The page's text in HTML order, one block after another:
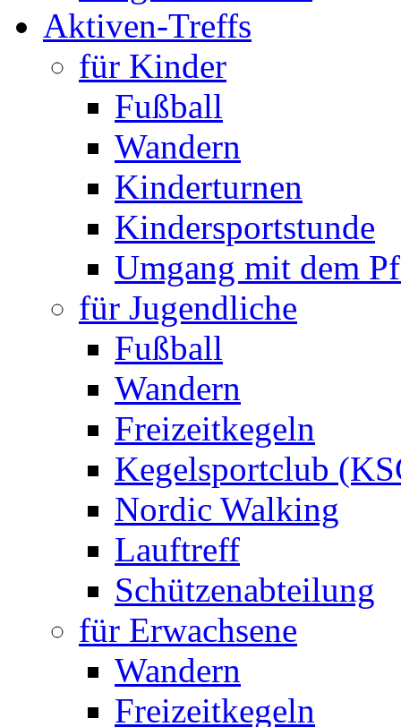
Aktiven-Treffs
für Kinder
Fußball
Wandern
Kinderturnen
Kindersportstunde
Umgang mit dem
für Jugendliche
Fußball
Wandern
Freizeitkegeln
Kegelsportclub
Nordic Walking
Lauftreff
Schützenabteilung
für Erwachsene
Wandern
Freizeitkegeln